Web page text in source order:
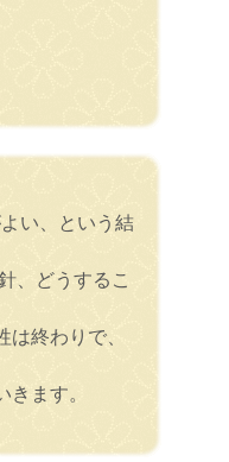
い、という結
、どうするこ
終わりで、
ます。